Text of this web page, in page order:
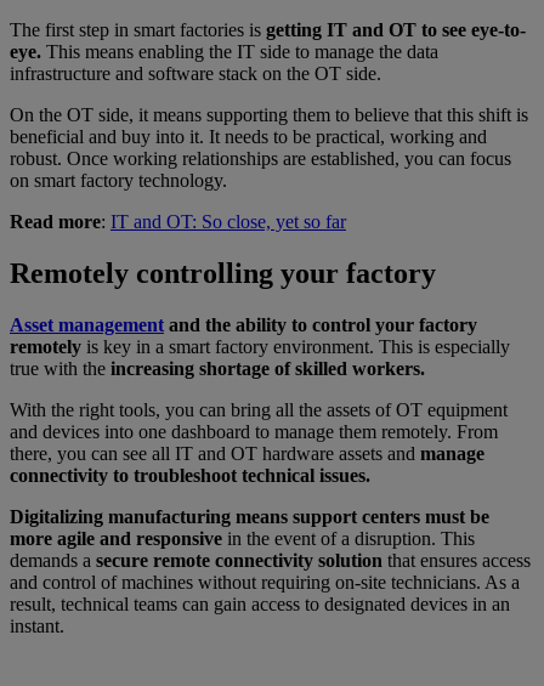
The first step in smart factories is getting IT and OT to see eye-to-
eye. This means enabling the IT side to manage the data
infrastructure and software stack on the OT side.
On the OT side, it means supporting them to believe that this shift is
beneficial and buy into it. It needs to be practical, working and
robust. Once working relationships are established, you can focus
on smart factory technology.
Read more: IT and OT: So close, yet so far
Remotely controlling your factory
Asset management and the ability to control your factory
remotely is key in a smart factory environment. This is especially
true with the increasing shortage of skilled workers.
With the right tools, you can bring all the assets of OT equipment
and devices into one dashboard to manage them remotely. From
there, you can see all IT and OT hardware assets and manage
connectivity to troubleshoot technical issues.
Digitalizing manufacturing means support centers must be
more agile and responsive in the event of a disruption. This
demands a secure remote connectivity solution that ensures access
and control of machines without requiring on-site technicians. As a
result, technical teams can gain access to designated devices in an
instant.